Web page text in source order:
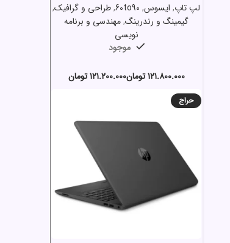
لپ تاپ, ایسوس,
60to90
,طراحی و گرافیک,
گیمینگ و رندرینگ,مهندسی و برنامه
نویسی
موجود
تومان تومان
حراج